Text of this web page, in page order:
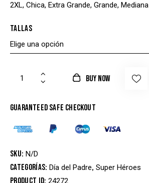
2XL, Chica, Extra Grande, Grande, Mediana
Tallas
BUY NOW
Guaranteed safe checkout
SKU: N/D
Categorías:Día del Padre, Super Héroes
24272